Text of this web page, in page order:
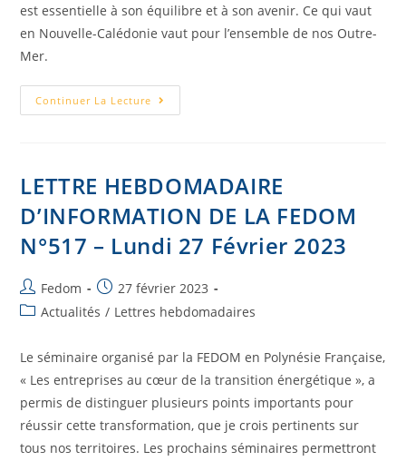
est essentielle à son équilibre et à son avenir. Ce qui vaut
en Nouvelle-Calédonie vaut pour l’ensemble de nos Outre-
Mer.
Continuer La Lecture
LETTRE HEBDOMADAIRE
D’INFORMATION DE LA FEDOM
N°517 – Lundi 27 Février 2023
Fedom
27 février 2023
Actualités / Lettres hebdomadaires
Le séminaire organisé par la FEDOM en Polynésie Française,
« Les entreprises au cœur de la transition énergétique », a
permis de distinguer plusieurs points importants pour
réussir cette transformation, que je crois pertinents sur
tous nos territoires. Les prochains séminaires permettront